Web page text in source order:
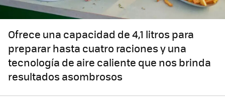
Ofrece una capacidad de 4,1 litros para
preparar hasta cuatro raciones y una
tecnología de aire caliente que nos brinda
resultados asombrosos